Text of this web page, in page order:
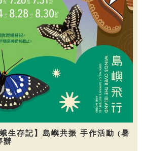
生存記】島嶼共振 手作活動 (暑
辦